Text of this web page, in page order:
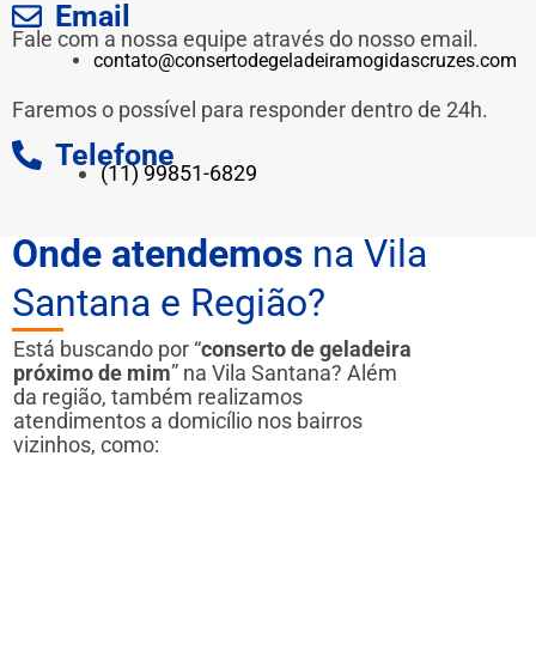
Email
Fale com a nossa equipe através do nosso email.
contato@consertodegeladeiramogidascruzes.com
Faremos o possível para responder dentro de 24h.
Telefone
(11) 99851-6829
Onde atendemos na Vila
Santana e Região?
Está buscando por “conserto de geladeira
próximo de mim” na Vila Santana? Além
da região, também realizamos
atendimentos a domicílio nos bairros
vizinhos, como: